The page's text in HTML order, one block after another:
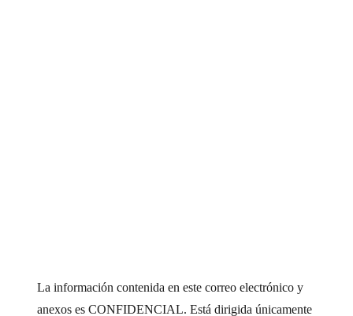
La información contenida en este correo electrónico y
anexos es CONFIDENCIAL. Está dirigida únicamente